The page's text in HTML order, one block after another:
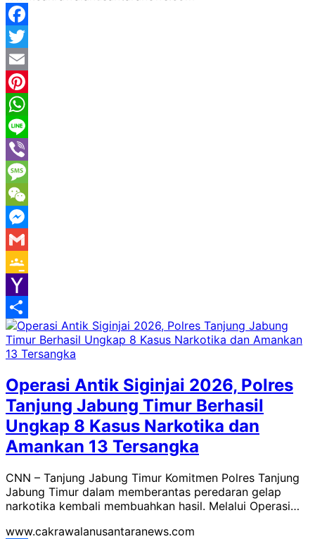
Facebook
Twitter
Email
Pinterest
WhatsApp
Line
Viber
Message
WeChat
Messenger
Gmail
Google
Classroom
Yahoo
Mail
Share
Operasi Antik Siginjai 2026, Polres
Tanjung Jabung Timur Berhasil
Ungkap 8 Kasus Narkotika dan
Amankan 13 Tersangka
CNN – Tanjung Jabung Timur Komitmen Polres Tanjung
Jabung Timur dalam memberantas peredaran gelap
narkotika kembali membuahkan hasil. Melalui Operasi…
www.cakrawalanusantaranews.com